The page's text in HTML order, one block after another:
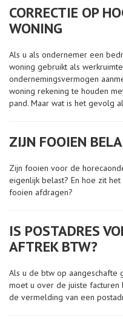
CORRECTIE OP
WONING
Als u als ondernemer een
woning gebruikt als
ondernemingsvermogen
woning rekening te houden
pand. Maar wat is het gevolg
ZIJN FOOIEN
Zijn fooien voor de
eigenlijk belast? En hoe zit
fooien afdragen?
IS POSTADRES
AFTREK BTW?
Als u de btw op aangeschafte
moet u over de juiste facturen
de vermelding van een